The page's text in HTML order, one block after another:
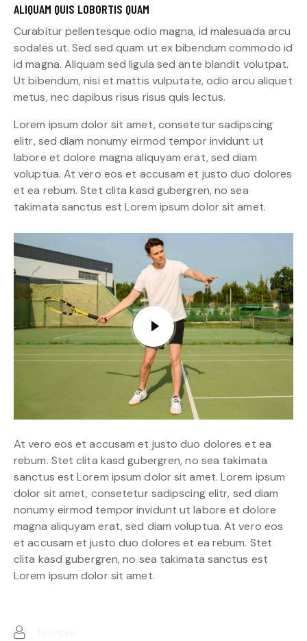
ALIQUAM QUIS LOBORTIS QUAM
Curabitur pellentesque odio magna, id malesuada arcu
sodales ut. Sed sed quam ut ex bibendum commodo id
id magna. Aliquam sed ligula sed ante blandit volutpat.
Ut bibendum, nisi et mattis vulputate, odio arcu aliquet
metus, nec dapibus risus risus quis lectus.
Lorem ipsum dolor sit amet, consetetur sadipscing
elitr, sed diam nonumy eirmod tempor invidunt ut
labore et dolore magna aliquyam erat, sed diam
voluptua. At vero eos et accusam et justo duo dolores
et ea rebum. Stet clita kasd gubergren, no sea
takimata sanctus est Lorem ipsum dolor sit amet.
At vero eos et accusam et justo duo dolores et ea
rebum. Stet clita kasd gubergren, no sea takimata
sanctus est Lorem ipsum dolor sit amet. Lorem ipsum
dolor sit amet, consetetur sadipscing elitr, sed diam
nonumy eirmod tempor invidunt ut labore et dolore
magna aliquyam erat, sed diam voluptua. At vero eos
et accusam et justo duo dolores et ea rebum. Stet
clita kasd gubergren, no sea takimata sanctus est
Lorem ipsum dolor sit amet.